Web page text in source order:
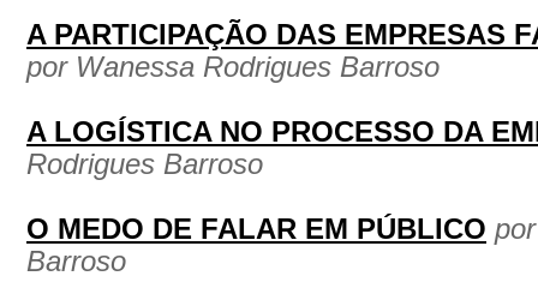
A PARTICIPAÇÃO DAS EMPRESAS
por Wanessa Rodrigues Barroso
A LOGÍSTICA NO PROCESSO DA
Rodrigues Barroso
O MEDO DE FALAR EM PÚBLICO
Barroso